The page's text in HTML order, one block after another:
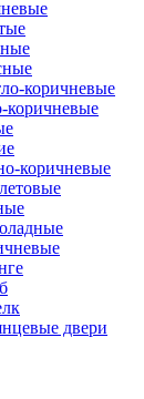
коричневые
коричневые
коричневые
двери